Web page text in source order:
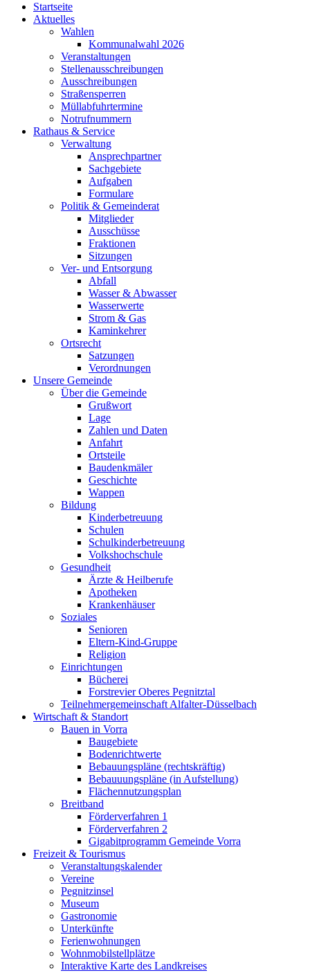
Startseite
Aktuelles
Wahlen
Kommunalwahl 2026
Veranstaltungen
Stellenausschreibungen
Ausschreibungen
Straßensperren
Müllabfuhrtermine
Notrufnummern
Rathaus & Service
Verwaltung
Ansprechpartner
Sachgebiete
Aufgaben
Formulare
Politik & Gemeinderat
Mitglieder
Ausschüsse
Fraktionen
Sitzungen
Ver- und Entsorgung
Abfall
Wasser & Abwasser
Wasserwerte
Strom & Gas
Kaminkehrer
Ortsrecht
Satzungen
Verordnungen
Unsere Gemeinde
Über die Gemeinde
Grußwort
Lage
Zahlen und Daten
Anfahrt
Ortsteile
Baudenkmäler
Geschichte
Wappen
Bildung
Kinderbetreuung
Schulen
Schulkinderbetreuung
Volkshochschule
Gesundheit
Ärzte & Heilberufe
Apotheken
Krankenhäuser
Soziales
Senioren
Eltern-Kind-Gruppe
Religion
Einrichtungen
Bücherei
Forstrevier Oberes Pegnitztal
Teilnehmergemeinschaft Alfalter-Düsselbach
Wirtschaft & Standort
Bauen in Vorra
Baugebiete
Bodenrichtwerte
Bebauungspläne (rechtskräftig)
Bebauuungspläne (in Aufstellung)
Flächennutzungsplan
Breitband
Förderverfahren 1
Förderverfahren 2
Gigabitprogramm Gemeinde Vorra
Freizeit & Tourismus
Veranstaltungskalender
Vereine
Pegnitzinsel
Museum
Gastronomie
Unterkünfte
Ferienwohnungen
Wohnmobilstellplätze
Interaktive Karte des Landkreises